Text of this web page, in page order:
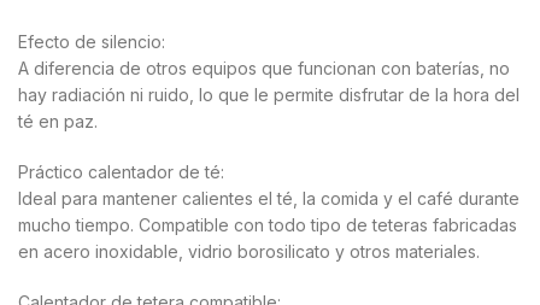
Efecto de silencio:
A diferencia de otros equipos que funcionan con baterías, no
hay radiación ni ruido, lo que le permite disfrutar de la hora del
té en paz.
Práctico calentador de té:
Ideal para mantener calientes el té, la comida y el café durante
mucho tiempo. Compatible con todo tipo de teteras fabricadas
en acero inoxidable, vidrio borosilicato y otros materiales.